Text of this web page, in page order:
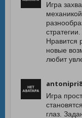
Игра
Нравится
новые
любит
Игра
глаз.